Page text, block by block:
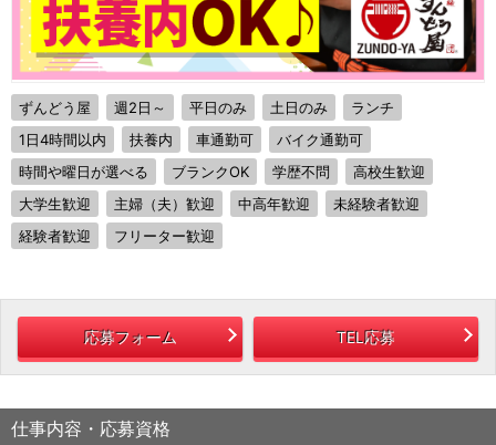
ずんどう屋 週2日～ 平日のみ 土日のみ
ランチ
1日4時間以内
扶養内 車通勤可
バイク通勤可
時間や曜日が選べる
ブランクOK 学歴不問
高校生歓迎
大学生歓迎
主婦（夫）歓迎 中高年歓迎
未経験者歓迎
経験者歓迎
フリーター歓迎
応募フォーム TEL応募
仕事内容・応募資格